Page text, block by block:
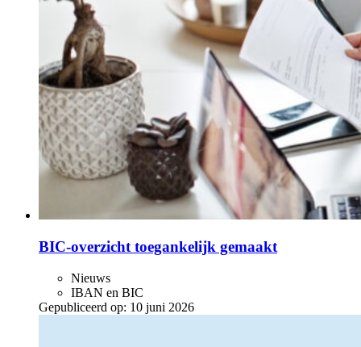
BIC-overzicht toegankelijk gemaakt
Nieuws
IBAN en BIC
Gepubliceerd op: 10 juni 2026